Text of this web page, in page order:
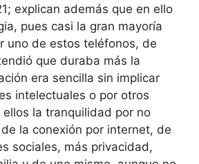
explican además que en ello
pues casi la gran mayoría
uno de estos teléfonos, de
que duraba más la
era sencilla sin implicar
intelectuales o por otros
la tranquilidad por no
la conexión por internet, de
sociales, más privacidad,